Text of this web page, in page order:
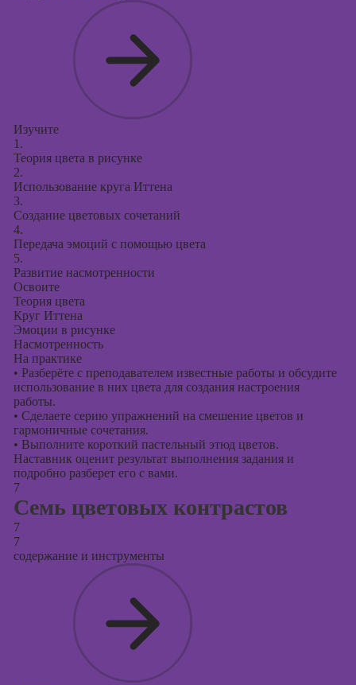
Изучите
1.
Теория цвета в рисунке
2.
Использование круга Иттена
3.
Создание цветовых сочетаний
4.
Передача эмоций с помощью цвета
5.
Развитие насмотренности
Освоите
Теория цвета
Круг Иттена
Эмоции в рисунке
Насмотренность
На практике
• Разберёте с преподавателем известные работы и обсудите
использование в них цвета для создания настроения
работы.
• Сделаете серию упражнений на смешение цветов и
гармоничные сочетания.
• Выполните короткий пастельный этюд цветов.
Наставник оценит результат выполнения задания и
подробно разберет его с вами.
7
Семь цветовых контрастов
7
7
содержание и инструменты